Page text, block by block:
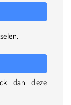
dan deze